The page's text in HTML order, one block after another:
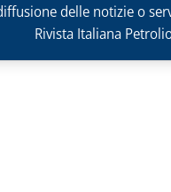
delle notizie o
Rivista Italiana